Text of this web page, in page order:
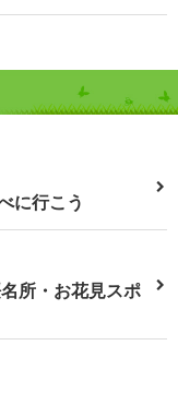
に行こう
所・お花見スポ